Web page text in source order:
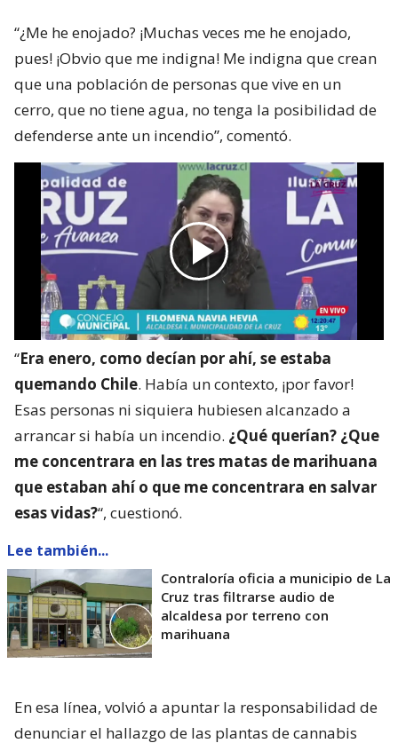
“¿Me he enojado? ¡Muchas veces me he enojado,
pues! ¡Obvio que me indigna! Me indigna que crean
que una población de personas que vive en un
cerro, que no tiene agua, no tenga la posibilidad de
defenderse ante un incendio”, comentó.
“Era enero, como decían por ahí, se estaba
quemando Chile. Había un contexto, ¡por favor!
Esas personas ni siquiera hubiesen alcanzado a
arrancar si había un incendio. ¿Qué querían? ¿Que
me concentrara en las tres matas de marihuana
que estaban ahí o que me concentrara en salvar
esas vidas?“, cuestionó.
Lee también...
Contraloría oficia a municipio de La
Cruz tras filtrarse audio de
alcaldesa por terreno con
marihuana
En esa línea, volvió a apuntar la responsabilidad de
denunciar el hallazgo de las plantas de cannabis